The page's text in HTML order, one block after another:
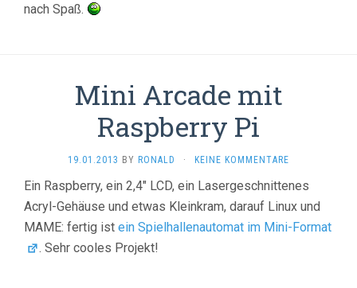
nach Spaß.
Mini Arcade mit
Raspberry Pi
19.01.2013 BY RONALD · KEINE KOMMENTARE
Ein Raspberry, ein 2,4″ LCD, ein Lasergeschnittenes
Acryl-Gehäuse und etwas Kleinkram, darauf Linux und
MAME: fertig ist ein Spielhallenautomat im Mini-Format
. Sehr cooles Projekt!